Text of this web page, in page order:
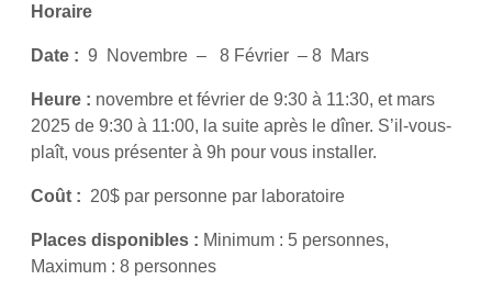
Horaire
Date : 9 Novembre – 8 Février – 8 Mars
Heure : novembre et février de 9:30 à 11:30, et mars
2025 de 9:30 à 11:00, la suite après le dîner. S’il-vous-
plaît, vous présenter à 9h pour vous installer.
Coût : 20$ par personne par laboratoire
Places disponibles : Minimum : 5 personnes,
Maximum : 8 personnes